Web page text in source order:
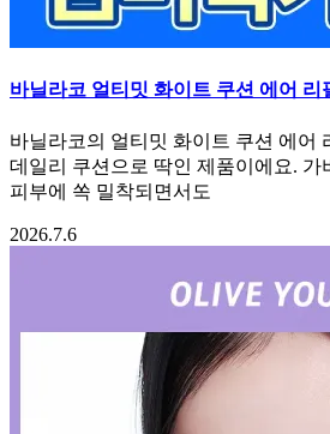
바닐라코 얼티밋 화이트 쿠션 에어 리
바닐라코의 얼티밋 화이트 쿠션 에어
데일리 쿠션으로 딱인 제품이에요. 가
피부에 쏙 밀착되면서도
2026.7.6